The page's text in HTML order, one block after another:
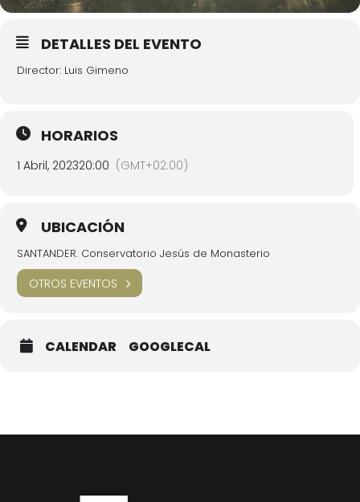
DETALLES DEL EVENTO
Director: Luis Gimeno
HORARIOS
1 Abril, 202320:00 (GMT+02:00)
UBICACIÓN
SANTANDER. Conservatorio Jesús de Monasterio
OTROS EVENTOS
CALENDAR GOOGLECAL